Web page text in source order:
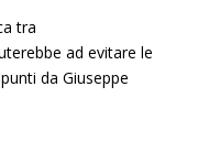
tra
ad evitare le
da Giuseppe